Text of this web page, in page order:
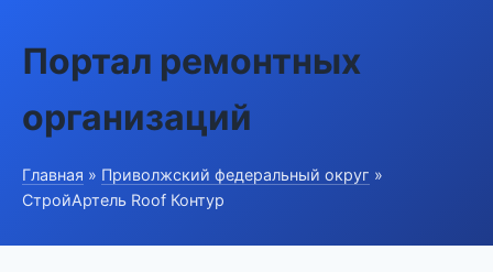
Портал ремонтных
организаций
Главная » Приволжский федеральный округ »
СтройАртель Roof Контур